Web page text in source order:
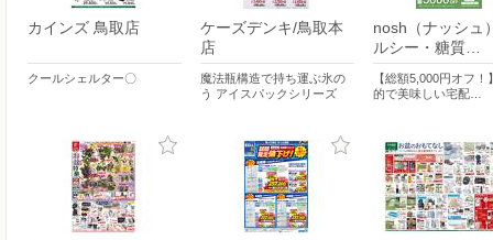
カインズ 鳥取店
クールシェルター〇
ケーズデンキ/鳥取本
店
魔法瓶構造で持ち運ぶ氷の
う アイスパックシリーズ
nosh（ナッシュ
ルシー・糖質…
【総額5,000円オフ！
的で美味しい宅配…